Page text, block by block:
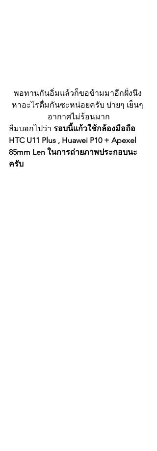
พอทานกันอิ่มแล้วก็ขอข้ามมาอีกฝั่งนึง
หาอะไรดื่มกันซะหน่อยครับ บ่ายๆ เย็นๆ
อากาศไม่ร้อนมาก
ลืมบอกไปว่า รอบนี้แก้วใช้กล้องมือถือ
HTC U11 Plus , Huawei P10 + Apexel
85mm Len ในการถ่ายภาพประกอบนะ
ครับ